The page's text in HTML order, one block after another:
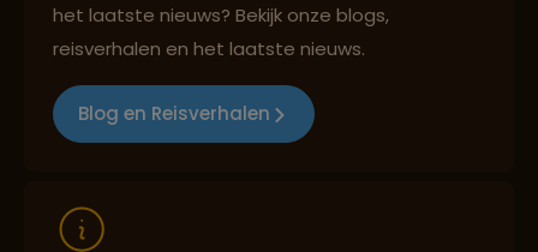
Best beoordeelde reisroutes
het laatste nieuws? Bekijk onze blogs,
reisverhalen en het laatste nieuws.
Blog en Reisverhalen